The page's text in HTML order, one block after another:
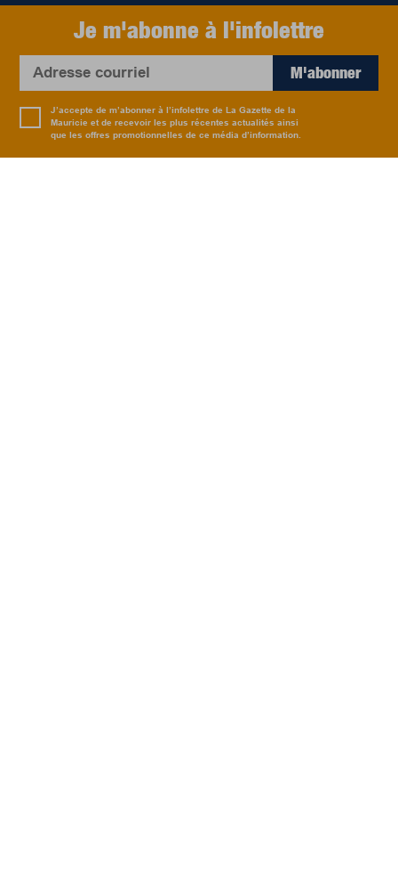
Je m'abonne à l'infolettre
M'abonner
J’accepte de m’abonner à l’infolettre de La Gazette de la
Mauricie et de recevoir les plus récentes actualités ainsi
que les offres promotionnelles de ce média d’information.